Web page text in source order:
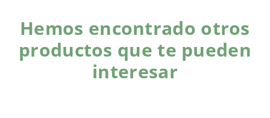
Hemos encontrado otros
productos que te pueden
interesar